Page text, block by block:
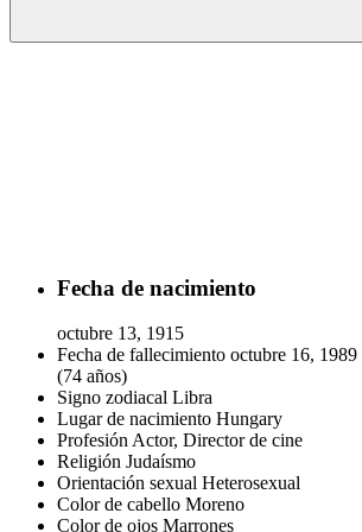
Fecha de nacimiento
octubre 13, 1915
Fecha de fallecimiento octubre 16, 1989
(74 años)
Signo zodiacal Libra
Lugar de nacimiento Hungary
ProfesiónActor, Director de cine
Religión Judaísmo
Orientación sexual Heterosexual
Color de cabello Moreno
Color de ojos Marrones